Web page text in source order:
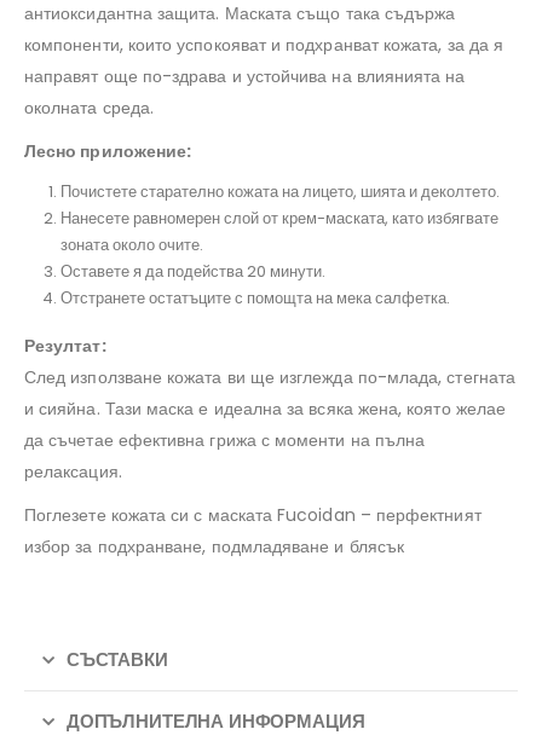
антиоксидантна защита. Маската също така съдържа
компоненти, които успокояват и подхранват кожата, за да я
направят още по-здрава и устойчива на влиянията на
околната среда.
Лесно приложение:
Почистете старателно кожата на лицето, шията и деколтето.
Нанесете равномерен слой от крем-маската, като избягвате
зоната около очите.
Оставете я да подейства 20 минути.
Отстранете остатъците с помощта на мека салфетка.
Резултат:
След използване кожата ви ще изглежда по-млада, стегната
и сияйна. Тази маска е идеална за всяка жена, която желае
да съчетае ефективна грижа с моменти на пълна
релаксация.
Поглезете кожата си с маската Fucoidan – перфектният
избор за подхранване, подмладяване и блясък
СЪСТАВКИ
ДОПЪЛНИТЕЛНА ИНФОРМАЦИЯ